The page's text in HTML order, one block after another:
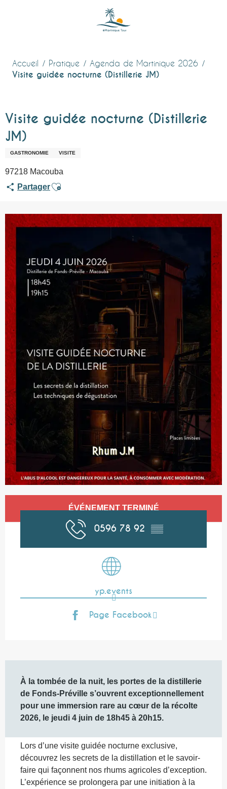
Accueil Pratique Agenda de Martinique 2026
Visite guidée nocturne (Distillerie JM)
Visite guidée nocturne (Distillerie
JM)
GASTRONOMIE VISITE
97218 Macouba
PartagerAjouter aux favoris
Ouverture et coordonnées
ÉVÉNEMENT TERMINÉ
0596 78 92 ▒▒
yp.events
Page Facebook
À la tombée de la nuit, les portes de la distillerie
de Fonds-Préville s’ouvrent exceptionnellement
pour une immersion rare au cœur de la récolte
2026, le jeudi 4 juin de 18h45 à 20h15.
Lors d’une visite guidée nocturne exclusive,
découvrez les secrets de la distillation et le savoir-
faire qui façonnent nos rhums agricoles d’exception.
L’expérience se prolongera par une initiation à la